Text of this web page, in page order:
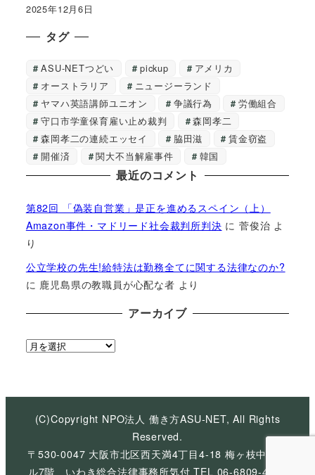
2025年12月6日
タグ
ASU-NETつどい pickup
アメリカ
オーストラリア
ニュージーランド
ヤマハ英語講師ユニオン
争議行為
労働組合
守口市学童保育雇い止め裁判
森岡孝二
森岡孝二の連続エッセイ
脇田滋
賃金窃盗
開催済
関大不当解雇事件 韓国
最近のコメント
第82回 「偽装自営業」是正を進めるスペイン（上）
Amazon事件・マドリード社会裁判所判決 に菅俊治 よ
り
公立学校の先生!給特法は勤務全てに関する法律なのか?
に 鹿児島県の教職員が心配な者 より
アーカイブ
ア
イ
(C)Copyright NPO法人 働き方ASU-NET, All Rights
Reserved.
〒530-0047 大阪市北区西天満4丁目4-18 梅ヶ枝中央ビ
ル7階 いわき総合法律事務所気付 TEL 06-6809-4926